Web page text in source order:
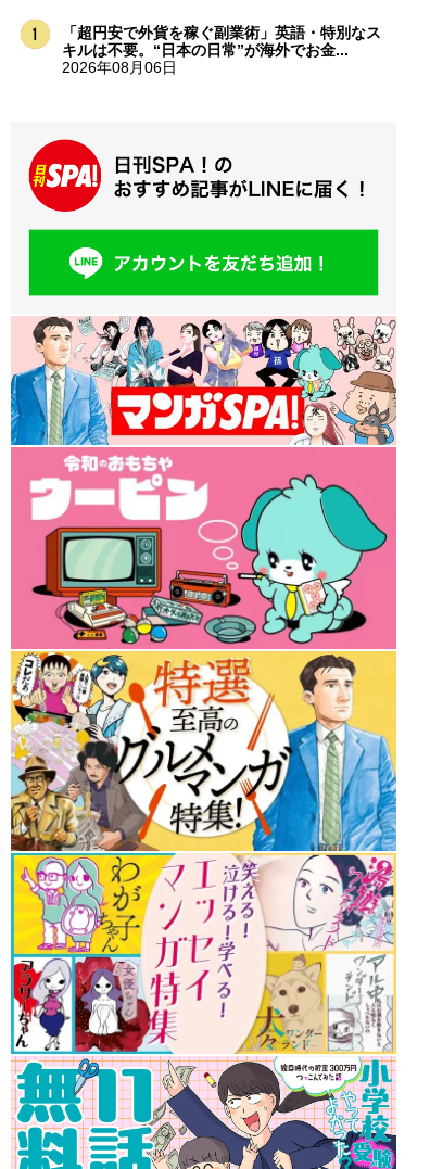
「超円安で外貨を稼ぐ副業術」英語・特別なス
キルは不要。“日本の日常”が海外でお金...
2026年08月06日